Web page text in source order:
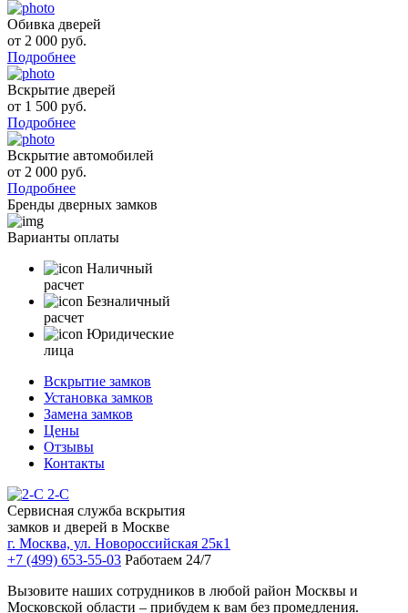
Обивка дверей
от 2 000 руб.
Подробнее
Вскрытие дверей
от 1 500 руб.
Подробнее
Вскрытие автомобилей
от 2 000 руб.
Подробнее
Бренды дверных замков
Варианты оплаты
Наличный
расчет
Безналичный
расчет
Юридические
лица
Вскрытие замков
Установка замков
Замена замков
Цены
Отзывы
Контакты
2-С
Сервисная служба вскрытия
замков и дверей в Москве
г. Москва, ул. Новороссийская 25к1
+7 (499) 653-55-03 Работаем 24/7
Вызовите наших сотрудников в любой район Москвы и
Московской области – прибудем к вам без промедления.